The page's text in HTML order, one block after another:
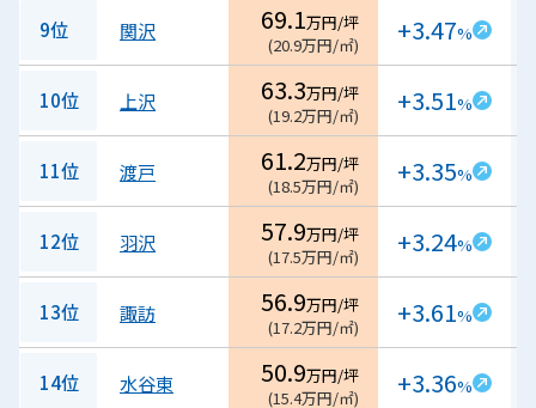
9位 関沢 69.1万円/坪
(20.9万円/㎡) +3.47%
10位 上沢 63.3万円/坪
(19.2万円/㎡) +3.51%
11位 渡戸 61.2万円/坪
(18.5万円/㎡) +3.35%
12位 羽沢 57.9万円/坪
(17.5万円/㎡) +3.24%
13位 諏訪 56.9万円/坪
(17.2万円/㎡) +3.61%
14位 水谷東 50.9万円/坪
(15.4万円/㎡) +3.36%